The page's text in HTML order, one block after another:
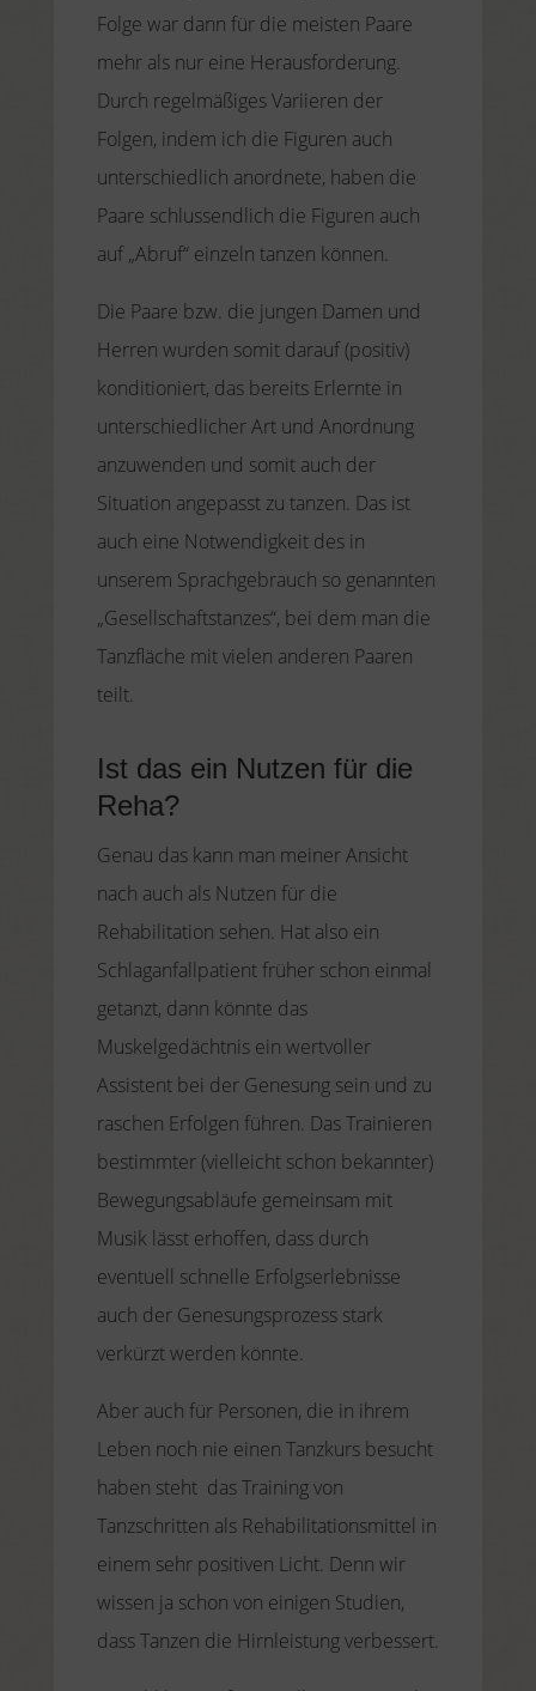
Folge war dann für die meisten Paare
mehr als nur eine Herausforderung.
Durch regelmäßiges Variieren der
Folgen, indem ich die Figuren auch
unterschiedlich anordnete, haben die
Paare schlussendlich die Figuren auch
auf „Abruf“ einzeln tanzen können.
Die Paare bzw. die jungen Damen und
Herren wurden somit darauf (positiv)
konditioniert, das bereits Erlernte in
unterschiedlicher Art und Anordnung
anzuwenden und somit auch der
Situation angepasst zu tanzen. Das ist
auch eine Notwendigkeit des in
unserem Sprachgebrauch so genannten
„Gesellschaftstanzes“, bei dem man die
Tanzfläche mit vielen anderen Paaren
teilt.
Ist das ein Nutzen für die
Reha?
Genau das kann man meiner Ansicht
nach auch als Nutzen für die
Rehabilitation sehen. Hat also ein
Schlaganfallpatient früher schon einmal
getanzt, dann könnte das
Muskelgedächtnis ein wertvoller
Assistent bei der Genesung sein und zu
raschen Erfolgen führen. Das Trainieren
bestimmter (vielleicht schon bekannter)
Bewegungsabläufe gemeinsam mit
Musik lässt erhoffen, dass durch
eventuell schnelle Erfolgserlebnisse
auch der Genesungsprozess stark
verkürzt werden könnte.
Aber auch für Personen, die in ihrem
Leben noch nie einen Tanzkurs besucht
haben steht das Training von
Tanzschritten als Rehabilitationsmittel in
einem sehr positiven Licht. Denn wir
wissen ja schon von einigen Studien,
dass Tanzen die Hirnleistung verbessert.